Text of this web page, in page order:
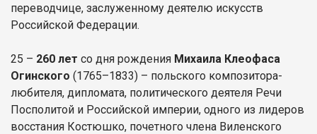
переводчице, заслуженному деятелю искусств
Российской Федерации.
25 – 260 лет со дня рождения Михаила Клеофаса
Огинского (1765–1833) – польского композитора-
любителя, дипломата, политического деятеля Речи
Посполитой и Российской империи, одного из лидеров
восстания Костюшко, почетного члена Виленского